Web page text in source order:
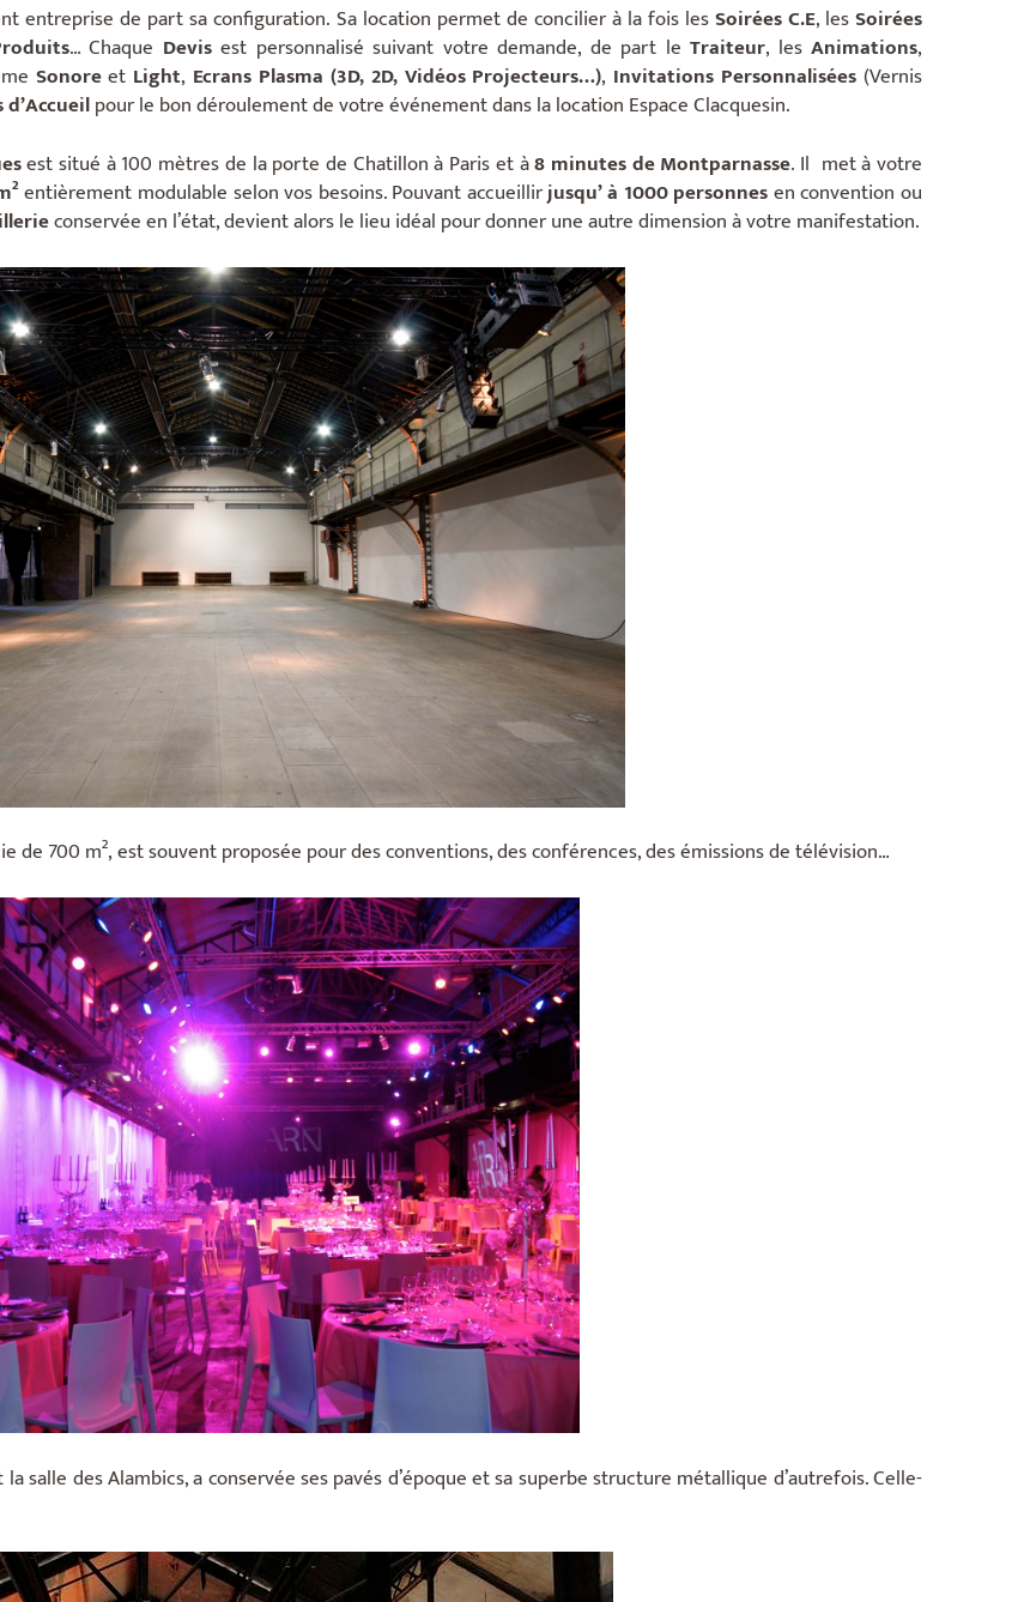
entreprise de part sa configuration. Sa location permet de concilier à la fois lesSoirées C.E, lesSoirées
… Chaque Devisest personnalisé suivant votre demande, de part le Traiteur, les Animations,
Sonoreet Light, Ecrans Plasma (3D, 2D, Vidéos Projecteurs…), Invitations Personnalisées(Vernis
d’Accueilpour le bon déroulement de votre événement dans la location Espace Clacquesin.
est situé à 100 mètres de la porte de Chatillon à Paris et à8 minutes de Montparnasse. Il met à votre
entièrement modulable selon vos besoins. Pouvant accueillirjusqu’ à 1000 personnesen convention ou
conservée en l’état, devient alors le lieu idéal pour donner une autre dimension à votre manifestation.
de 700 m², est souvent proposée pour des conventions, des conférences, des émissions de télévision…
salle des Alambics, a conservée ses pavés d’époque et sa superbe structure métallique d’autrefois. Celle-